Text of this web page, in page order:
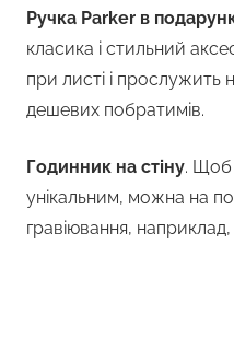
Ручка Parker в
класика і стильний
при листі і прослужить
дешевих побратимів.
Годинник на стіну. Щоб
унікальним, можна на
гравіювання,